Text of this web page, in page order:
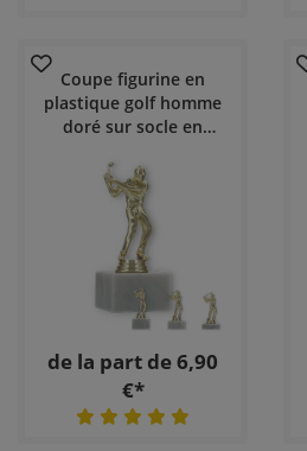
Coupe figurine en
plastique golf homme
doré sur socle en
de la part de 6,90
€*